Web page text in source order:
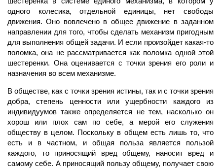
одного колесика, отдельной единицы, нет свободы
движения. Оно вовлечено в общее движение в заданном
направлении для того, чтобы сделать механизм пригодным
для выполнения общей задачи. И если произойдет какая-то
поломка, она не рассматривается как поломка одной этой
шестеренки. Она оценивается с точки зрения его роли и
назначения во всем механизме.
В обществе, как с точки зрения истины, так и с точки зрения
добра, степень ценности или ущербности каждого из
индивидуумов также определяется не тем, насколько он
хорош или плох сам по себе, а мерой его служения
обществу в целом. Поскольку в общем есть лишь то, что
есть и в частном, и общая польза является пользой
каждого, то приносящий вред общему, наносит вред и
самому себе. А приносящий пользу общему, получает свою